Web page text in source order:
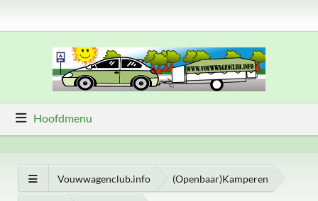
Hoofdmenu
Vouwwagenclub.info (Openbaar)Kamperen